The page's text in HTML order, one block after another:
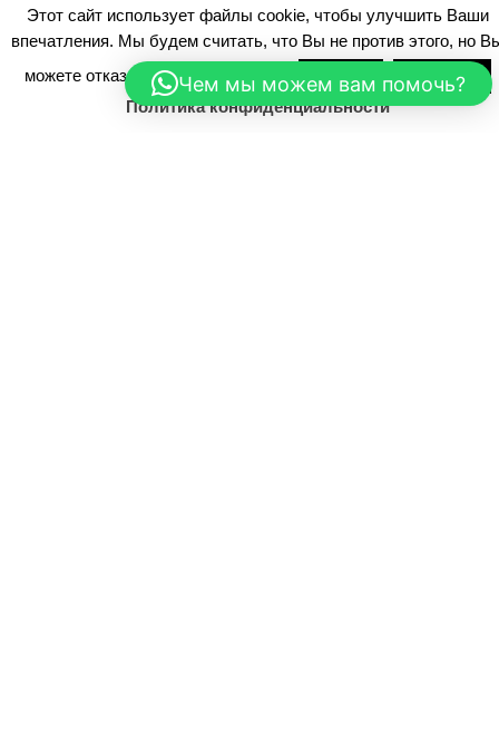
Этот сайт использует файлы cookie, чтобы улучшить Ваши
впечатления. Мы будем считать, что Вы не против этого, но
можете отказаться, если захотите.
Отклонить
Политика конфиденциальности
Чем мы можем вам помочь?